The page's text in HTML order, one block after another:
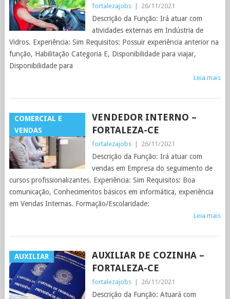
fortalezajobs 26/11/2021
Descrição da Função: Irá atuar com
atividades externas em Indústria de
Vidros. Experiência: Sim Requisitos: Possuir experiência anterior na
função, Habilitação Categoria E, Disponibilidade para viajar,
Disponibilidade para
Leia mais
COMERCIAL E
VENDAS
VENDEDOR INTERNO –
FORTALEZA-CE
fortalezajobs 26/11/2021
Descrição da Função: Irá atuar com
vendas em Empresa do seguimento de
cursos profissionalizantes. Experiência: Sim Requisitos: Boa
comunicação, Conhecimentos básicos em informática, experiência
em Vendas Internas. Formação/Escolaridade:
Leia mais
AUXILIAR
AUXILIAR DE COZINHA –
FORTALEZA-CE
fortalezajobs 26/11/2021
Descrição da Função: Atuará com